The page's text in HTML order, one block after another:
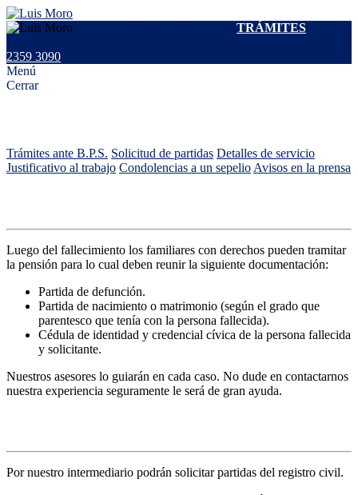
TRÁMITES
2359 3090
Menú
Cerrar
Trámites ante B.P.S. Solicitud de partidas Detalles de servicio
Justificativo al trabajo Condolencias a un sepelio Avisos en la prensa
Luego del fallecimiento los familiares con derechos pueden tramitar
la pensión para lo cual deben reunir la siguiente documentación:
Partida de defunción.
Partida de nacimiento o matrimonio (según el grado que
parentesco que tenía con la persona fallecida).
Cédula de identidad y credencial cívica de la persona fallecida
y solicitante.
Nuestros asesores lo guiarán en cada caso. No dude en contactarnos
nuestra experiencia seguramente le será de gran ayuda.
Por nuestro intermediario podrán solicitar partidas del registro civil.